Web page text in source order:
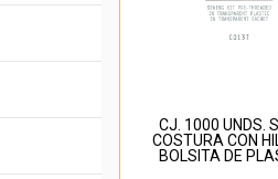
CJ. 1000 UNDS.
COSTURA CON
BOLSITA DE